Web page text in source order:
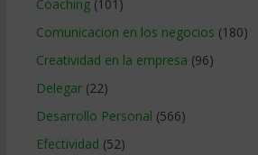
Coaching(101)
Comunicacion en los negocios (180)
Creatividad en la empresa (96)
Delegar(22)
Desarrollo Personal (566)
Efectividad (52)